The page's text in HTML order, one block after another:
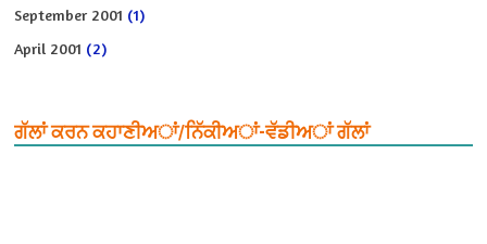
September 2001 (1)
April 2001 (2)
ਗੱਲਾਂ ਕਰਨ ਕਹਾਣੀਅਾਂ/ਨਿੱਕੀਅਾਂ-ਵੱਡੀਅਾਂ ਗੱਲਾਂ